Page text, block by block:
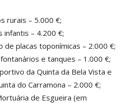
rurais – 5.000 €;
infantis – 4.200 €;
de placas toponímicas – 2.000 €;
e tanques – 1.000 €;
da Quinta da Bela Vista e
do Carramona – 2.000 €;
de Esgueira (em